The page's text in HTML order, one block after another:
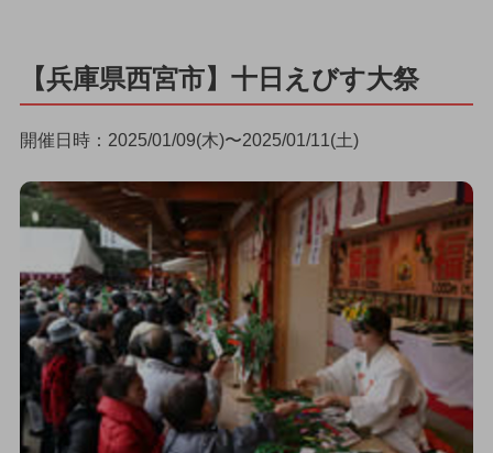
【兵庫県西宮市】十日えびす大祭
開催日時：2025/01/09(木)〜2025/01/11(土)